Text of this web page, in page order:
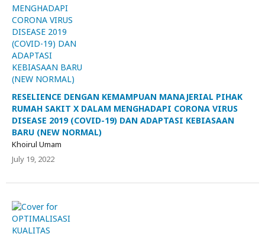
RESELIENCE DENGAN KEMAMPUAN MANAJERIAL PIHAK
RUMAH SAKIT X DALAM MENGHADAPI CORONA VIRUS
DISEASE 2019 (COVID-19) DAN ADAPTASI KEBIASAAN
BARU (NEW NORMAL)
Khoirul Umam
July 19, 2022